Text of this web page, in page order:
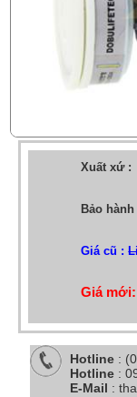
Xuất xứ :
Bảo hành
Giá cũ :
Giá
Hotline :
Hotline :
E-Mail :